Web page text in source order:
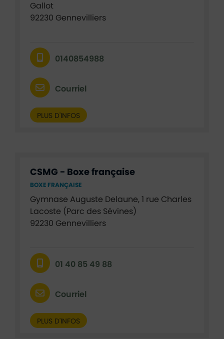
Gallot
92230 Gennevilliers
0140854988
Courriel
PLUS D'INFOS
CSMG - Boxe française
BOXE FRANÇAISE
Gymnase Auguste Delaune, 1 rue Charles
Lacoste (Parc des Sévines)
92230 Gennevilliers
01 40 85 49 88
Courriel
PLUS D'INFOS